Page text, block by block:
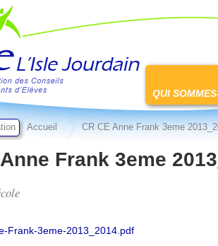
au
contenu
QUI
Accueil CR CE Anne Frank 3eme
Frank 3eme
Frank-3eme-2013_2014.pdf